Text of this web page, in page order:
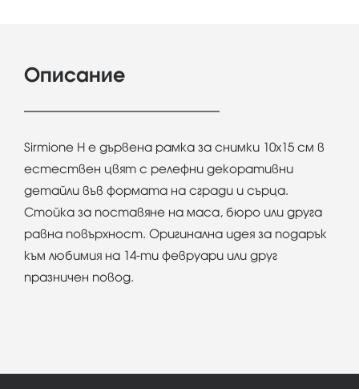
Описание
Sirmione H e дървена рамка за снимки 10х15 см в
естествен цвят с релефни декоративни
детайли във формата на сгради и сърца.
Стойка за поставяне на маса, бюро или друга
равна повърхност. Оригинална идея за подарък
към любимия на 14-ти февруари или друг
празничен повод.